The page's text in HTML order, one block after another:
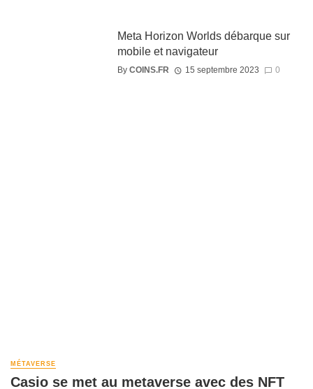
Meta Horizon Worlds débarque sur
mobile et navigateur
By COINS.FR 15 septembre 2023 0
MÉTAVERSE
Casio se met au metaverse avec des NFT